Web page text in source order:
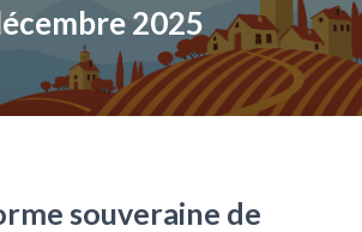
2025
souveraine de